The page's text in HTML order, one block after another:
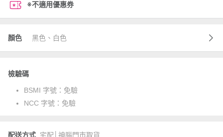
※不適用優惠券
顏色 黑色、白色
檢驗碼
BSMI 字號： 免驗
NCC 字號： 免驗
配送方式 宅配│神腦門市取貨